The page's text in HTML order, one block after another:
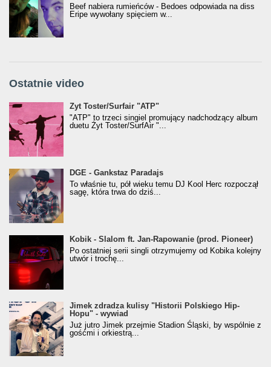
Beef nabiera rumieńców - Bedoes odpowiada na diss
Eripe wywołany spięciem w...
Ostatnie video
Żyt Toster/SurfAir - ATP VIDEO
Żyt Toster/Surfair "ATP"
"ATP" to trzeci singiel promujący nadchodzący album
duetu Żyt Toster/SurfAir "...
donGURALesko z nagrodą za
Klasyczny/Trueschoolowy Album Roku
(Popkillery 2023)
DGE - Gankstaz Paradajs
To właśnie tu, pół wieku temu DJ Kool Herc rozpoczął
sagę, która trwa do dziś...
Kobik - Slalom ft. Jan-Rapowanie (prod. Pioneer)
[Official Music Visualiser]
Kobik - Slalom ft. Jan-Rapowanie (prod. Pioneer)
Po ostatniej serii singli otrzymujemy od Kobika kolejny
utwór i trochę...
Jimek zdradza kulisy "Historii Polskiego Hip-
Hopu" - wywiad
Jimek zdradza kulisy "Historii Polskiego Hip-
Hopu" - wywiad
Już jutro Jimek przejmie Stadion Śląski, by wspólnie z
gośćmi i orkiestrą...